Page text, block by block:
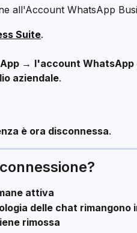
all'Account WhatsApp
Suite.
→ l'account WhatsApp
aziendale.
è ora disconnessa.
attiva
delle chat rimangono
rimossa